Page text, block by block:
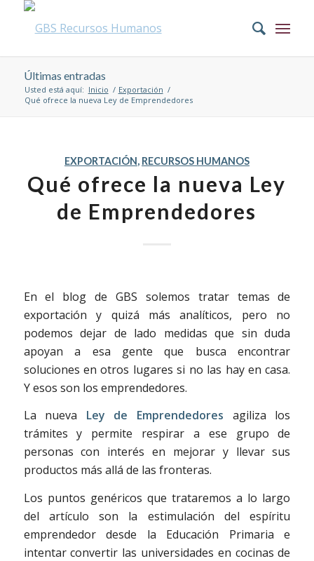
Últimas entradas
Usted está aquí: Inicio / Exportación /
Qué ofrece la nueva Ley de Emprendedores
EXPORTACIÓN, RECURSOS HUMANOS
Qué ofrece la nueva Ley
de Emprendedores
En el blog de GBS solemos tratar temas de
exportación y quizá más analíticos, pero no
podemos dejar de lado medidas que sin duda
apoyan a esa gente que busca encontrar
soluciones en otros lugares si no las hay en casa.
Y esos son los emprendedores.
La nueva Ley de Emprendedores agiliza los
trámites y permite respirar a ese grupo de
personas con interés en mejorar y llevar sus
productos más allá de las fronteras.
Los puntos genéricos que trataremos a lo largo
del artículo son la estimulación del espíritu
emprendedor desde la Educación Primaria e
intentar convertir las universidades en cocinas de